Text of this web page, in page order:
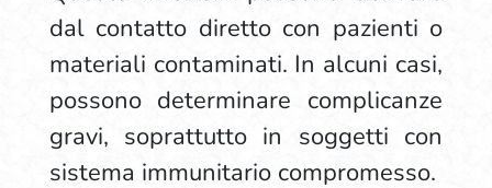
dal contatto diretto con pazienti o
materiali contaminati. In alcuni casi,
possono determinare complicanze
gravi, soprattutto in soggetti con
sistema immunitario compromesso.